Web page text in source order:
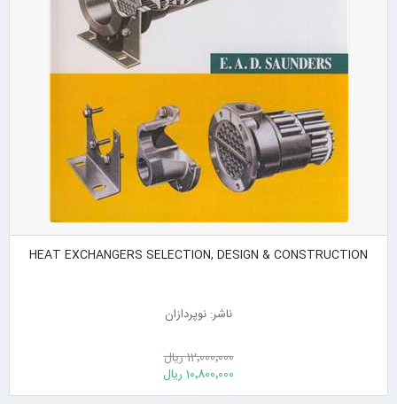
HEAT EXCHANGERS SELECTION, DESIGN & CONSTRUCTION
ناشر: نوپردازان
12٬000٬000 ریال
10٬800٬000 ریال